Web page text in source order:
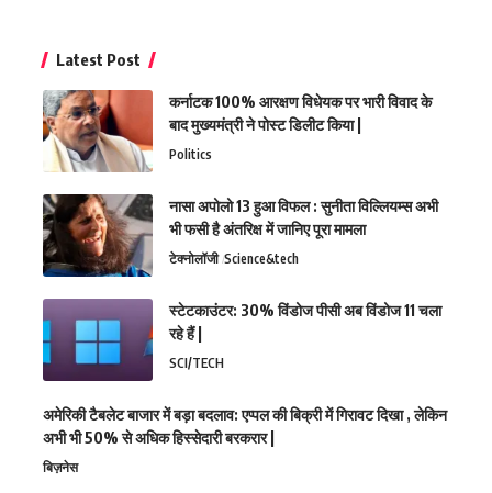
Latest Post
कर्नाटक 100% आरक्षण विधेयक पर भारी विवाद के
बाद मुख्यमंत्री ने पोस्ट डिलीट किया |
Politics
नासा अपोलो 13 हुआ विफल : सुनीता विल्लियम्स अभी
भी फसी है अंतरिक्ष में जानिए पूरा मामला
टेक्नोलॉजी Science&tech
स्टेटकाउंटर: 30% विंडोज पीसी अब विंडोज 11 चला
रहे हैं |
SCI/TECH
अमेरिकी टैबलेट बाजार में बड़ा बदलाव: एप्पल की बिक्री में गिरावट दिखा , लेकिन
अभी भी 50% से अधिक हिस्सेदारी बरकरार |
बिज़नेस